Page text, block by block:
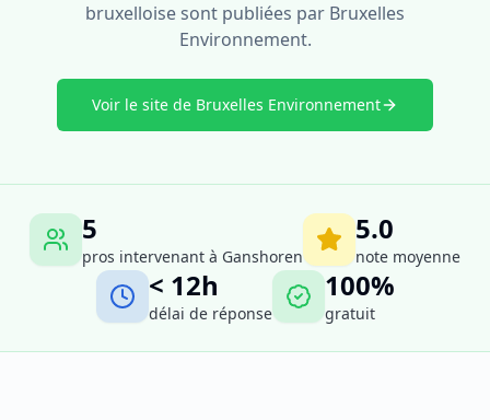
bruxelloise sont publiées par Bruxelles
Environnement.
Voir le site de Bruxelles Environnement
5
pros intervenant à Ganshoren
5.0
note moyenne
< 12h
délai de réponse
100%
gratuit